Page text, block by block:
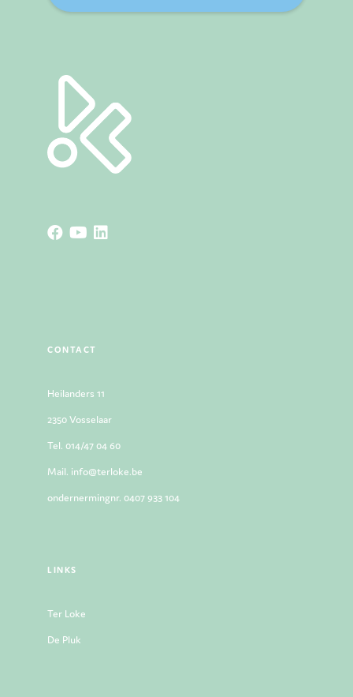
CONTACT
Heilanders 11
2350 Vosselaar
Tel. 014/47 04 60
Mail. info@terloke.be
ondernermingnr. 0407 933 104
LINKS
Ter Loke
De Pluk